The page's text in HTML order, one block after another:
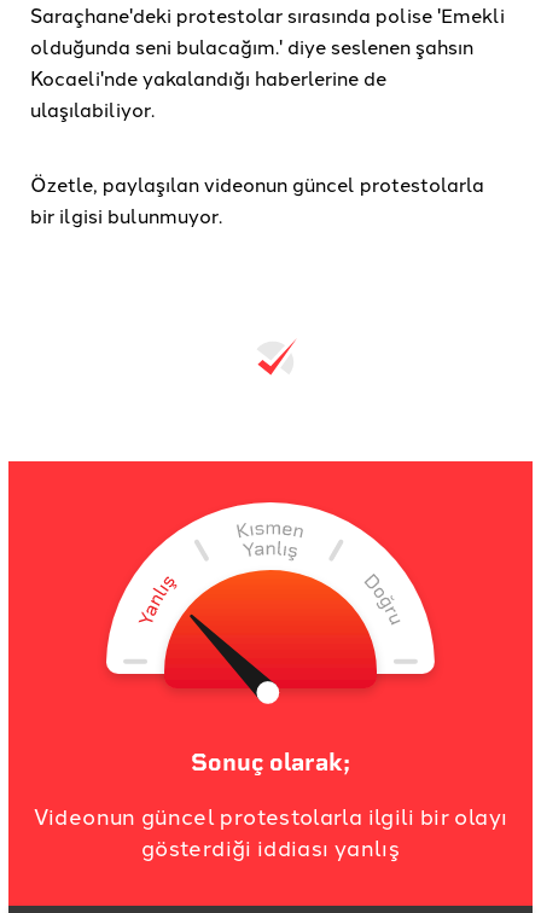
Saraçhane'deki protestolar sırasında polise 'Emekli
olduğunda seni bulacağım.' diye seslenen şahsın
Kocaeli'nde yakalandığı haberlerine de
ulaşılabiliyor.
Özetle, paylaşılan videonun güncel protestolarla
bir ilgisi bulunmuyor.
Sonuç olarak;
Videonun güncel protestolarla ilgili bir olayı
gösterdiği iddiası yanlış